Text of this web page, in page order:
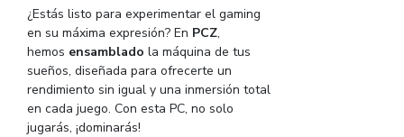
¿Estás listo para experimentar el gaming
en su máxima expresión? En PCZ,
hemos ensamblado la máquina de tus
sueños, diseñada para ofrecerte un
rendimiento sin igual y una inmersión total
en cada juego. Con esta PC, no solo
jugarás, ¡dominarás!